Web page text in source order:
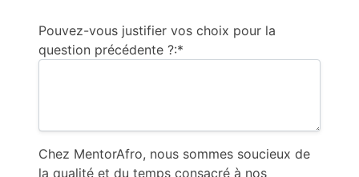
Pouvez-vous justifier vos choix pour la
question précédente ?:*
Chez MentorAfro, nous sommes soucieux de
la qualité et du temps consacré à nos